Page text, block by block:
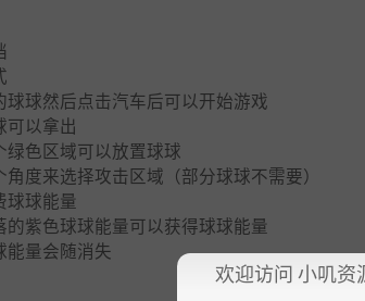
球球然后点击汽车后可以开始游戏
可以拿出
绿色区域可以放置球球
度来选择攻击区域（部分球球不需要）
球球能量
的紫色球球能量可以获得球球能量
能量会随消失
欢迎访问 小叽资